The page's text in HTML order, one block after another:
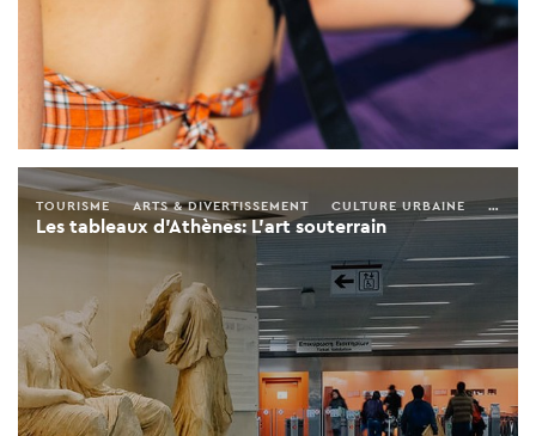
Les tableaux d'Athènes: L'art souterrain
TOURISME ARTS & DIVERTISSEMENT CULTURE URBAINE ARTS